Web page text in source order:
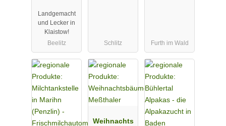
Klaistow
Landgemacht
und Lecker in
Klaistow!
Beelitz
Schlitz Furth im Wald
Weihnachts